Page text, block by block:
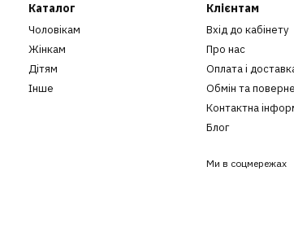
Каталог
Чоловікам
Жінкам
Дітям
Інше
Клієнтам
Вхід до кабінету
Про нас
Оплата і
Обмін та
Контактна
Блог
Ми в соцмережах